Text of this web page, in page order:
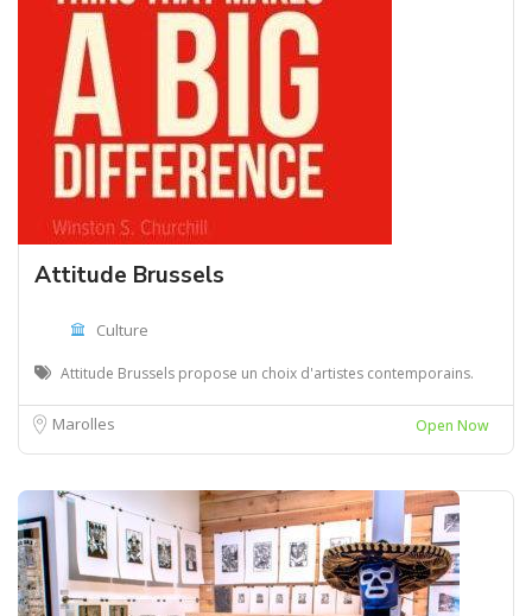
Attitude Brussels
Culture
Attitude Brussels propose un choix d'artistes contemporains.
Marolles Open Now